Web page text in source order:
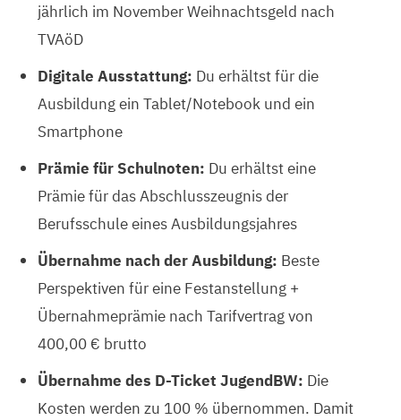
jährlich im November Weihnachtsgeld nach
TVAöD
Digitale Ausstattung: Du erhältst für die
Ausbildung ein Tablet/Notebook und ein
Smartphone
Prämie für Schulnoten: Du erhältst eine
Prämie für das Abschlusszeugnis der
Berufsschule eines Ausbildungsjahres
Übernahme nach der Ausbildung: Beste
Perspektiven für eine Festanstellung +
Übernahmeprämie nach Tarifvertrag von
400,00 € brutto
Übernahme des D-Ticket JugendBW: Die
Kosten werden zu 100 % übernommen. Damit